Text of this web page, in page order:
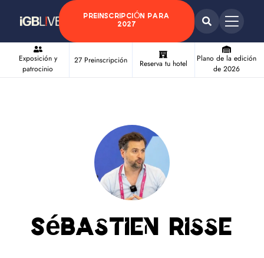
PREINSCRIPCIÓN PARA
2027
Exposición y
patrocinio
27 Preinscripción Reserva tu hotel
Plano de la edición
de 2026
Sébastien Risse